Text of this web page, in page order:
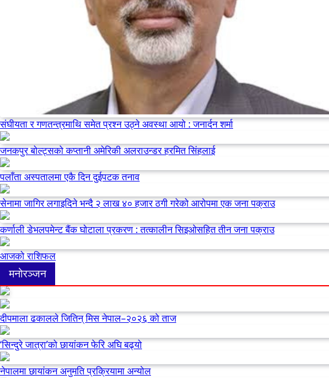
संघीयता र गणतन्त्रमाथि समेत प्रश्न उठ्ने अवस्था आयो : जनार्दन शर्मा
जनकपुर बोल्ट्सको कप्तानी अमेरिकी अलराउन्डर हरमित सिंहलाई
पलाँता अस्पतालमा एकै दिन दुईपटक तनाव
सेनामा जागिर लगाइदिने भन्दै २ लाख ४० हजार ठगी गरेको आरोपमा एक जना पक्राउ
कर्णाली डेभलपमेन्ट बैंक घोटाला प्रकरण : तत्कालीन सिइओसहित तीन जना पक्राउ
आजको राशिफल
मनोरञ्जन
दीपमाला ढकालले जितिन् मिस नेपाल–२०२६ को ताज
‘सिन्दुरे जात्रा’को छायांकन फेरि अघि बढ्यो
नेपालमा छायांकन अनुमति प्रक्रियामा अन्योल